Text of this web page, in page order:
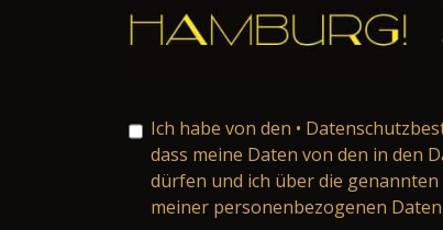
Ich habe von den •
dass meine Daten von den in den
dürfen und ich über die
meiner personenbezogenen